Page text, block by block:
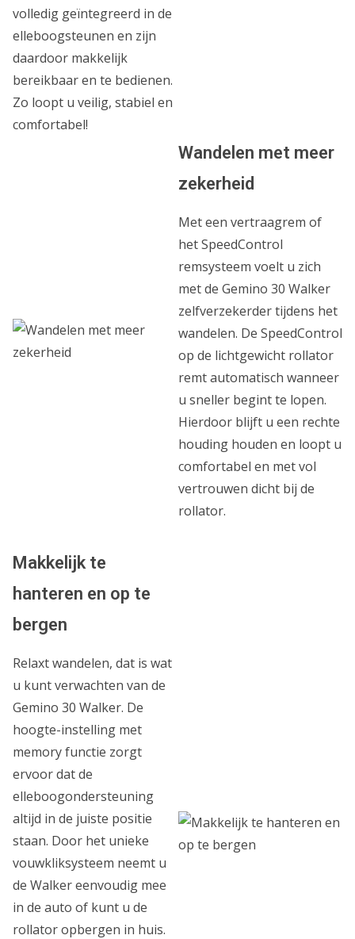
volledig geïntegreerd in de
elleboogsteunen en zijn
daardoor makkelijk
bereikbaar en te bedienen.
Zo loopt u veilig, stabiel en
comfortabel!
Wandelen met meer
zekerheid
Met een vertraagrem of
het SpeedControl
remsysteem voelt u zich
met de Gemino 30 Walker
zelfverzekerder tijdens het
wandelen. De SpeedControl
op de lichtgewicht rollator
remt automatisch wanneer
u sneller begint te lopen.
Hierdoor blijft u een rechte
houding houden en loopt u
comfortabel en met vol
vertrouwen dicht bij de
rollator.
Makkelijk te
hanteren en op te
bergen
Relaxt wandelen, dat is wat
u kunt verwachten van de
Gemino 30 Walker. De
hoogte-instelling met
memory functie zorgt
ervoor dat de
elleboogondersteuning
altijd in de juiste positie
staan. Door het unieke
vouwkliksysteem neemt u
de Walker eenvoudig mee
in de auto of kunt u de
rollator opbergen in huis.